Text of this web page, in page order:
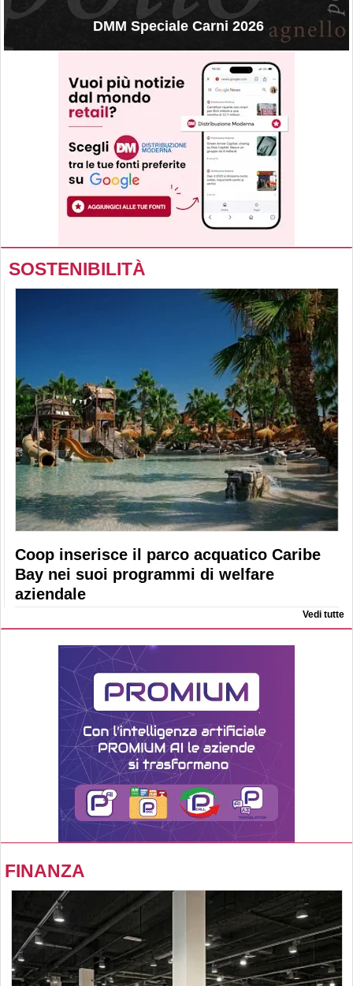
DMM Speciale Carni 2026
SOSTENIBILITÀ
Coop inserisce il parco acquatico Caribe
Bay nei suoi programmi di welfare
aziendale
Vedi tutte
FINANZA